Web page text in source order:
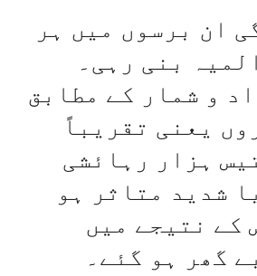
ان برسوں میں ہر
بنی رہی۔
و شمار کے مطابق
یعنی تقریباً
ہزار رہائشی
شدید متاثر ہو
کے نتیجے میں
گھر ہو گئے۔